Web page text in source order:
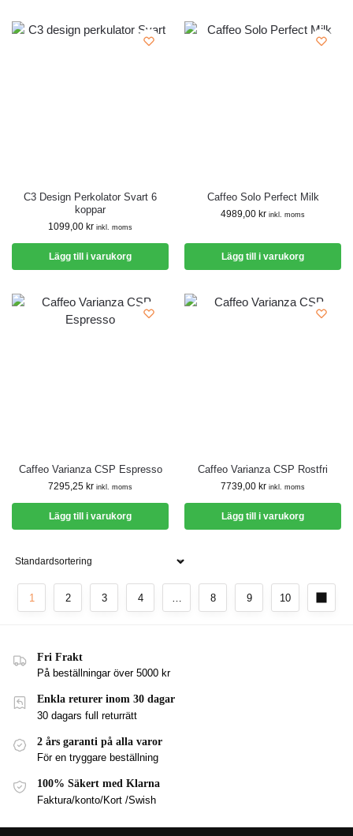
C3 Design Perkolator Svart 6
koppar
1099,00 kr inkl. moms
Lägg till i varukorg
Caffeo Solo Perfect Milk
4989,00 kr inkl. moms
Lägg till i varukorg
Caffeo Varianza CSP Espresso
7295,25 kr inkl. moms
Lägg till i varukorg
Caffeo Varianza CSP Rostfri
7739,00 kr inkl. moms
Lägg till i varukorg
1 2 3 4 … 8 9 10
Fri Frakt
På beställningar över 5000 kr
Enkla returer inom 30 dagar
30 dagars full returrätt
2 års garanti på alla varor
För en tryggare beställning
100% Säkert med Klarna
Faktura/konto/Kort /Swish